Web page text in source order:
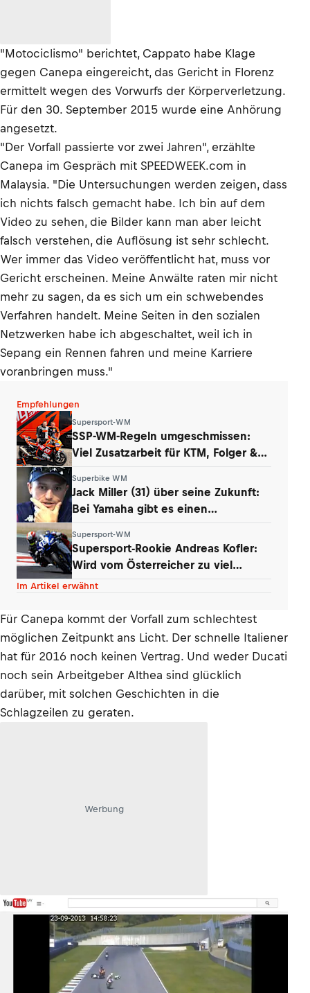
"Motociclismo" berichtet, Cappato habe Klage
gegen Canepa eingereicht, das Gericht in Florenz
ermittelt wegen des Vorwurfs der Körperverletzung.
Für den 30. September 2015 wurde eine Anhörung
angesetzt.
"Der Vorfall passierte vor zwei Jahren", erzählte
Canepa im Gespräch mit SPEEDWEEK.com in
Malaysia. "Die Untersuchungen werden zeigen, dass
ich nichts falsch gemacht habe. Ich bin auf dem
Video zu sehen, die Bilder kann man aber leicht
falsch verstehen, die Auflösung ist sehr schlecht.
Wer immer das Video veröffentlicht hat, muss vor
Gericht erscheinen. Meine Anwälte raten mir nicht
mehr zu sagen, da es sich um ein schwebendes
Verfahren handelt. Meine Seiten in den sozialen
Netzwerken habe ich abgeschaltet, weil ich in
Sepang ein Rennen fahren und meine Karriere
voranbringen muss."
Empfehlungen
Supersport-WM
SSP-WM-Regeln umgeschmissen:
Viel Zusatzarbeit für KTM, Folger &
Superbike WM
Jack Miller (31) über seine Zukunft:
Bei Yamaha gibt es einen
Supersport-WM
Supersport-Rookie Andreas Kofler:
Wird vom Österreicher zu viel
erwartet?
Im Artikel erwähnt
Für Canepa kommt der Vorfall zum schlechtest
möglichen Zeitpunkt ans Licht. Der schnelle Italiener
hat für 2016 noch keinen Vertrag. Und weder Ducati
noch sein Arbeitgeber Althea sind glücklich
darüber, mit solchen Geschichten in die
Schlagzeilen zu geraten.
Werbung